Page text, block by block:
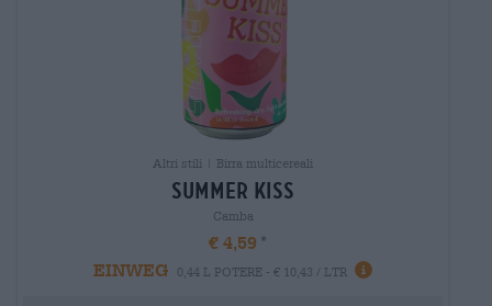
Altri stili | Birra multicereali
summer kiss
Camba
€ 4,59
EINWEG
0,44 L POTERE - € 10,43 / LTR